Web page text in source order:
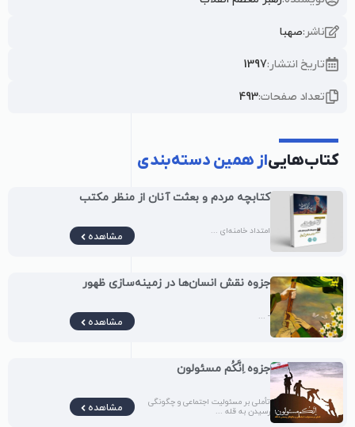
ناشر:صهبا
تاریخ انتشار:1397
تعداد صفحات:493
کتاب‌هاییاز همین دسته‌بندی
کتابچه مردم و بعثت آنان از منظر مکتب
امتداد خامنه‌ای ... مشاهده
جزوه نقش انسان‌ها در زمینه‌سازی ظهور
- ... مشاهده
جزوه اِنَّکُم مسئولون
تأملی بر مسئولیت اجتماعی و چگونگی
رسیدن به قله ...
مشاهده